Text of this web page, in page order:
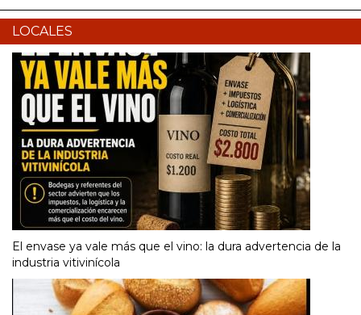
LOCALES
El envase ya vale más que el vino: la dura advertencia de la
industria vitivinícola